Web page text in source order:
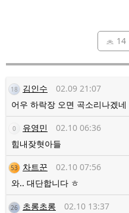
14
18 김인수 02.09 21:07
어우 하락장 오면 곡소리나겠네
0 유영민 02.10 06:36
힘내잦혓아들
53 차트꾼 02.10 07:56
와.. 대단합니다 ㅎ
26 초롱초롱 02.10 13:37